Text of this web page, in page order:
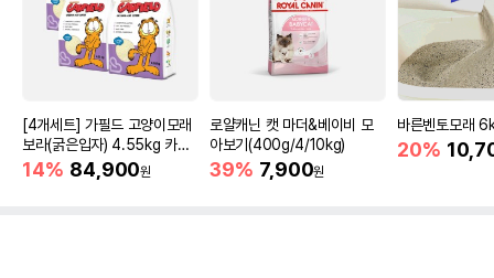
[4개세트] 가필드 고양이모래
보라(굵은입자) 4.55kg 카사
바모래
14% 84,900원
로얄캐닌 캣 마더&베이비 모
아보기(400g/4/10kg)
39% 7,900원
바른벤토모래
20%